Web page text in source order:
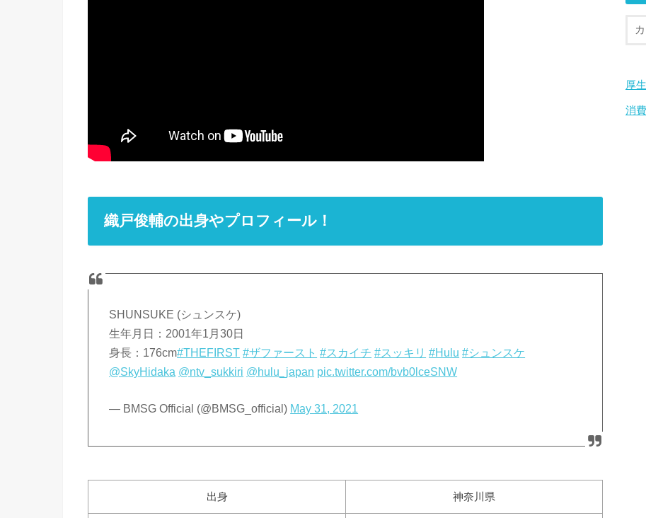
織戸俊輔の出身やプロフィール！
SHUNSUKE (シュンスケ)
生年月日：2001年1月30日
身長：176cm#THEFIRST #ザファースト #スカイチ #スッキリ #Hulu #シュンスケ
@SkyHidaka @ntv_sukkiri @hulu_japan pic.twitter.com/bvb0lceSNW
— BMSG Official (@BMSG_official) May 31, 2021
出身 神奈川県
厚
消